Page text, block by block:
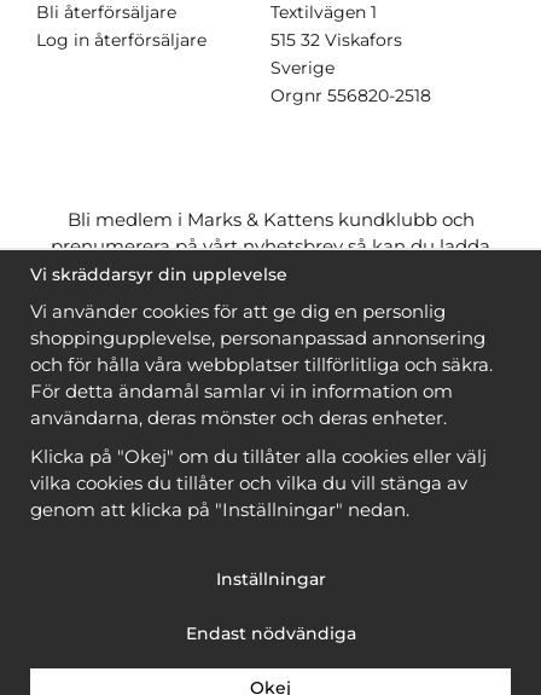
Bli återförsäljare
Log in återförsäljare
Textilvägen 1
515 32 Viskafors
Sverige
Orgnr 556820-2518
Bli medlem i Marks & Kattens kundklubb och
prenumerera på vårt nyhetsbrev så kan du ladda
ner många mönstergratisoch få många
när du handlar garn till mönstret. Du ser vilka som
är
gratis när du är inloggad
Bli medlem
Copyright © 2026, Marks & Kattens AB
Vi skräddarsyr din upplevelse
Vi använder cookies för att ge dig en personlig
shoppingupplevelse, personanpassad annonsering
och för hålla våra webbplatser tillförlitliga och säkra.
För detta ändamål samlar vi in information om
användarna, deras mönster och deras enheter.
Klicka på "Okej" om du tillåter alla cookies eller välj
vilka cookies du tillåter och vilka du vill stänga av
genom att klicka på "Inställningar" nedan.
Inställningar
Endast nödvändiga
Okej